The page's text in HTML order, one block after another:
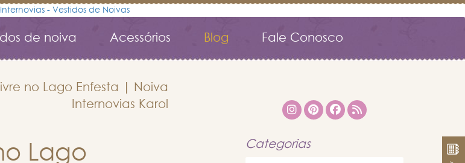
de noiva Acessórios Blog Fale Conosco
no Lago Enfesta | Noiva
Internovias Karol
Lago
Categorias